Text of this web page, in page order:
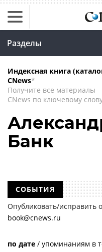
Разделы
Индексная книга
CNews*
Получите все материалы
CNews по ключевому
Банк
СОБЫТИЯ
Опубликовать/исправить
book@cnews.ru
по дате / упоминаниям в